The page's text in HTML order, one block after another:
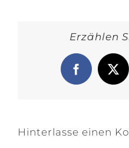
Erzählen
Facebook
X
Hinterlasse einen